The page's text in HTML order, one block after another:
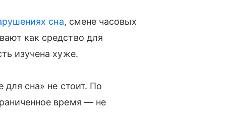
сна, смене часовых
как средство для
изучена хуже.
для сна» не стоит. По
время — не